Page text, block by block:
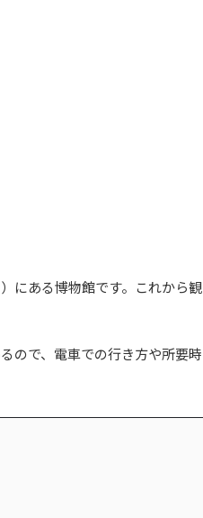
にある博物館です。これから観
ので、電車での行き方や所要時